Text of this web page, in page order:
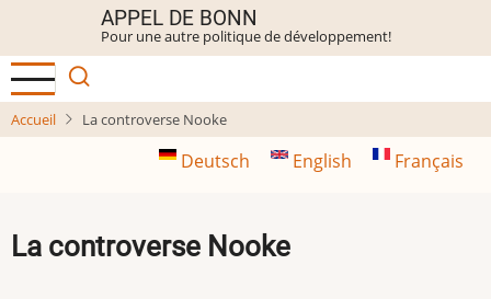
contenu
principal
APPEL DE BONN
Pour une autre politique de développement!
Accueil La controverse Nooke
Deutsch English Français
La controverse Nooke